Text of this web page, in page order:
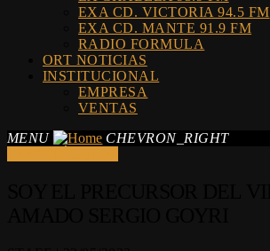
EXA CD. VICTORIA 94.5 FM
EXA CD. MANTE 91.9 FM
RADIO FORMULA
ORT NOTICIAS
INSTITUCIONAL
EMPRESA
VENTAS
MENU
CHEVRON_RIGHT